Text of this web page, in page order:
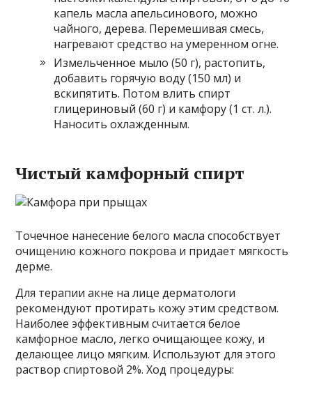
капель масла апельсинового, можно
чайного, дерева. Перемешивая смесь,
нагревают средство на умеренном огне.
Измельченное мыло (50 г), растопить,
добавить горячую воду (150 мл) и
вскипятить. Потом влить спирт
глицериновый (60 г) и камфору (1 ст. л.).
Наносить охлажденным.
Чистый камфорный спирт
Точечное нанесение белого масла способствует
очищению кожного покрова и придает мягкость
дерме.
Для терапии акне на лице дерматологи
рекомендуют протирать кожу этим средством.
Наиболее эффективным считается белое
камфорное масло, легко очищающее кожу, и
делающее лицо мягким. Используют для этого
раствор спиртовой 2%. Ход процедуры: